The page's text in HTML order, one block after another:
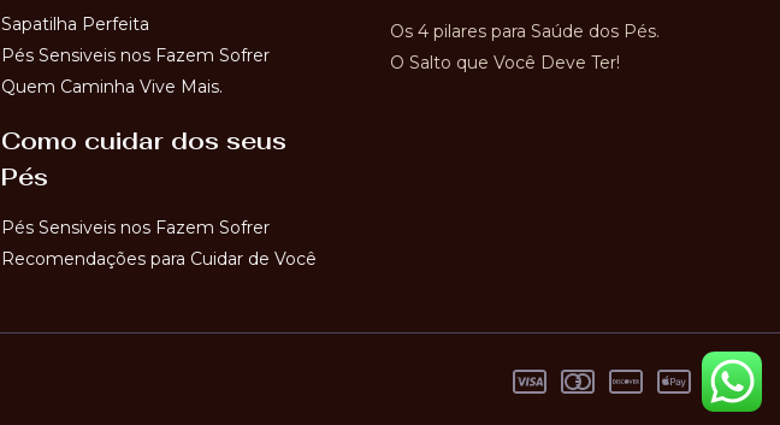
Sapatilha Perfeita
Pés Sensiveis nos Fazem Sofrer
Quem Caminha Vive Mais.
Como cuidar dos seus
Pés
Pés Sensiveis nos Fazem Sofrer
Recomendações para Cuidar de Você
Os 4 pilares para Saúde dos Pés.
O Salto que Você Deve Ter!